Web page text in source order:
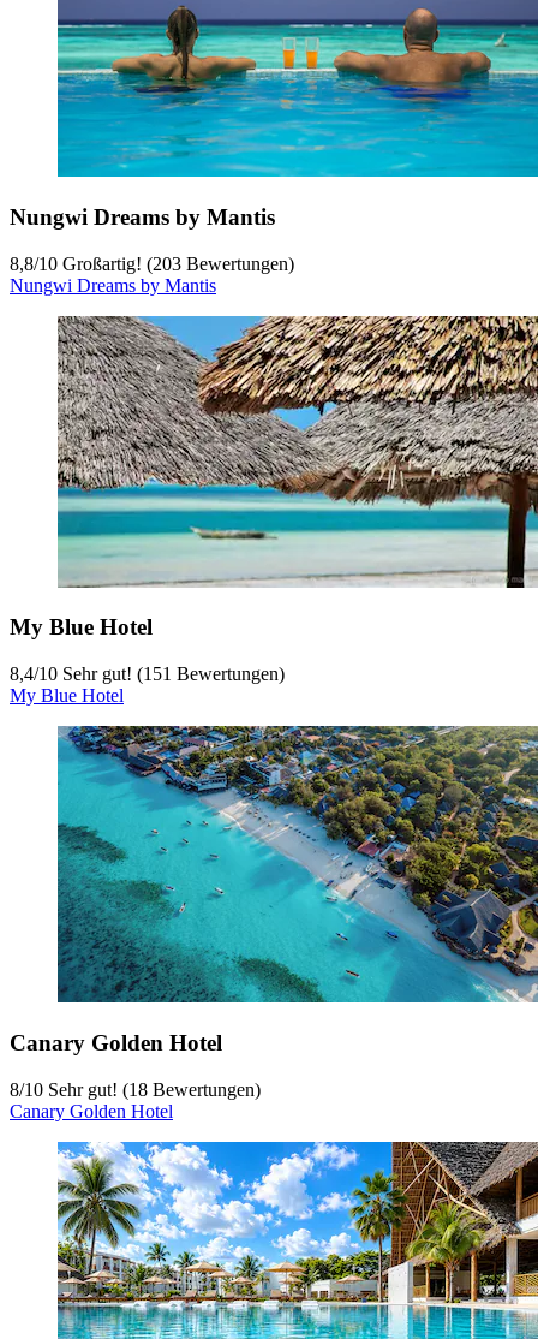
Nungwi Dreams by Mantis
8,8/10 Großartig! (203 Bewertungen)
Nungwi Dreams by Mantis
My Blue Hotel
8,4/10 Sehr gut! (151 Bewertungen)
My Blue Hotel
Canary Golden Hotel
8/10 Sehr gut! (18 Bewertungen)
Canary Golden Hotel